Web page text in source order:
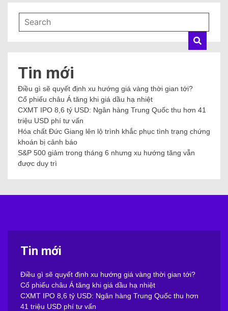
Tin mới
Điều gì sẽ quyết định xu hướng giá vàng thời gian tới?
Cổ phiếu châu Á tăng khi giá dầu hạ nhiệt
CXMT IPO 8,6 tỷ USD: Ngân hàng Trung Quốc thu hơn 41
triệu USD phí tư vấn
Hóa chất Đức Giang lên lộ trình khắc phục tình trạng chứng
khoán bị cảnh báo
S&P 500 giảm trong tháng 6 nhưng xu hướng tăng vẫn
được duy trì
Tin mới
Điều gì sẽ quyết định xu hướng giá vàng thời gian tới?
Cổ phiếu châu Á tăng khi giá dầu hạ nhiệt
CXMT IPO 8,6 tỷ USD: Ngân hàng Trung Quốc thu hơn
41 triệu USD phí tư vấn